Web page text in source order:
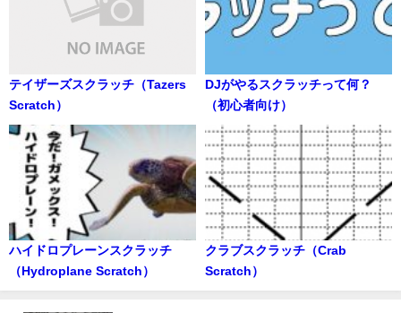
テイザーズスクラッチ（Tazers
Scratch）
DJがやるスクラッチって何？
（初心者向け）
ハイドロプレーンスクラッチ
（Hydroplane Scratch）
クラブスクラッチ（Crab
Scratch）